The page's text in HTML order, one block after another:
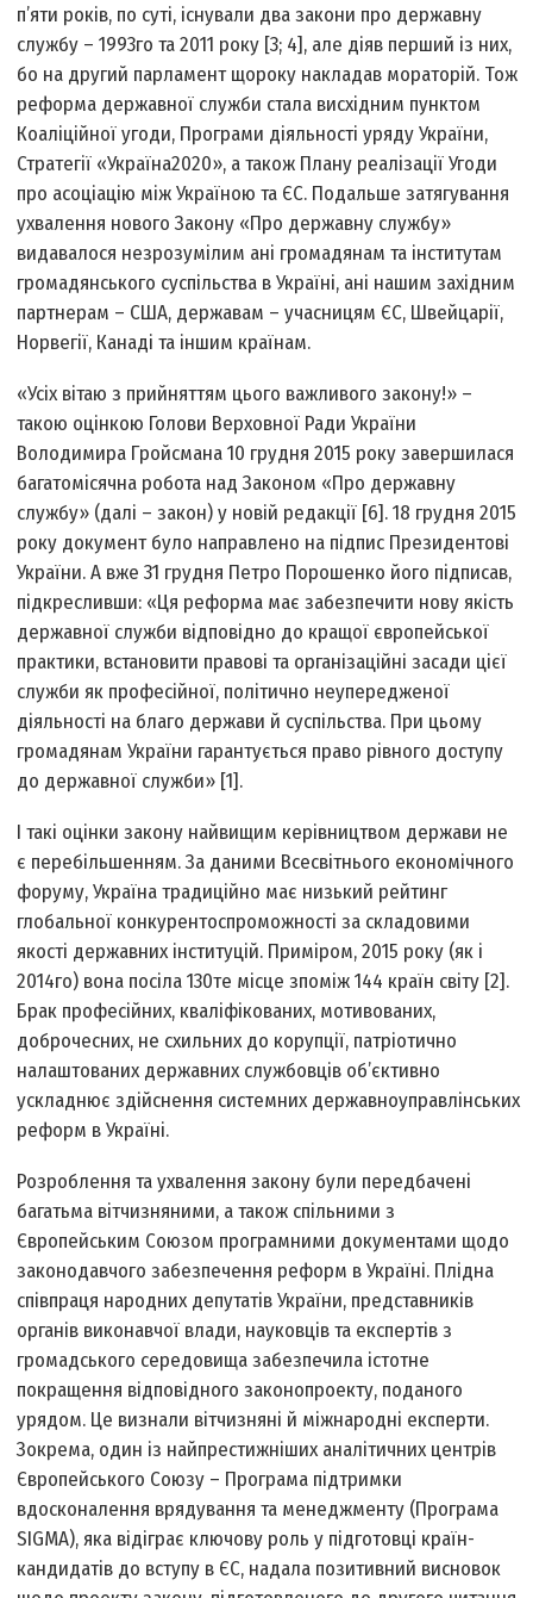
п’яти років, по суті, існували два закони про державну
службу – 1993­го та 2011 року [3; 4], але діяв перший із них,
бо на другий парламент щороку накладав мораторій. Тож
реформа державної служби стала висхідним пунктом
Коаліційної угоди, Програми діяльності уряду України,
Стратегії «Україна­2020», а також Плану реалізації Угоди
про асоціацію між Україною та ЄС. Подальше затягування
ухвалення нового Закону «Про державну службу»
видавалося незрозумілим ані громадянам та інститутам
громадянського суспільства в Україні, ані нашим західним
партнерам – США, державам – учасницям ЄС, Швейцарії,
Норвегії, Канаді та іншим країнам.
«Усіх вітаю з прийняттям цього важливого закону!» –
такою оцінкою Голови Верховної Ради України
Володимира Гройсмана 10 грудня 2015 року завершилася
багатомісячна робота над Законом «Про державну
службу» (далі – закон) у новій редакції [6]. 18 грудня 2015
року документ було направлено на підпис Президентові
України. А вже 31 грудня Петро Порошенко його підписав,
підкресливши: «Ця реформа має забезпечити нову якість
державної служби відповідно до кращої європейської
практики, встановити правові та організаційні засади цієї
служби як професійної, політично неупередженої
діяльності на благо держави й суспільства. При цьому
громадянам України гарантується право рівного доступу
до державної служби» [1].
І такі оцінки закону найвищим керівництвом держави не
є перебільшенням. За даними Всесвітнього економічного
форуму, Україна традиційно має низький рейтинг
глобальної конкурентоспроможності за складовими
якості державних інституцій. Приміром, 2015 року (як і
2014­го) вона посіла 130­те місце з­поміж 144 країн світу [2].
Брак професійних, кваліфікованих, мотивованих,
доброчесних, не схильних до корупції, патріотично
налаштованих державних службовців об’єктивно
ускладнює здійснення системних державно­управлінських
реформ в Україні.
Розроблення та ухвалення закону були передбачені
багатьма вітчизняними, а також спільними з
Європейським Союзом програмними документами щодо
законодавчого забезпечення реформ в Україні. Плідна
спів­праця народних депутатів України, представників
органів виконавчої влади, науковців та експертів з
громадського середовища забезпечила істотне
покращення відповідного законопроекту, поданого
урядом. Це визнали вітчизняні й міжнародні експерти.
Зокрема, один із найпрестижніших аналітичних центрів
Європейського Союзу – Програма підтримки
вдосконалення врядування та менеджменту (Програма
SIGMA), яка відіграє ключову роль у підготовці країн­
кандидатів до вступу в ЄС, надала позитивний висновок